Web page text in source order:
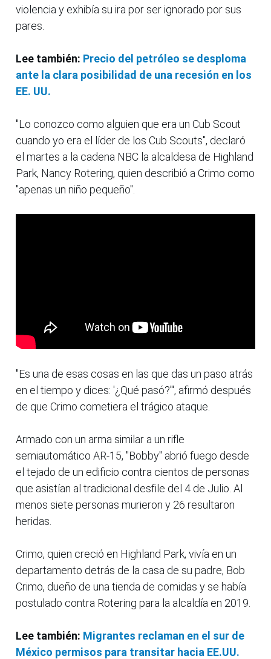
violencia y exhibía su ira por ser ignorado por sus
pares.
Lee también: Precio del petróleo se desploma
ante la clara posibilidad de una recesión en los
EE. UU.
"Lo conozco como alguien que era un Cub Scout
cuando yo era el líder de los Cub Scouts", declaró
el martes a la cadena NBC la alcaldesa de Highland
Park, Nancy Rotering, quien describió a Crimo como
"apenas un niño pequeño".
"Es una de esas cosas en las que das un paso atrás
en el tiempo y dices: '¿Qué pasó?'", afirmó después
de que Crimo cometiera el trágico ataque.
Armado con un arma similar a un rifle
semiautomático AR-15, "Bobby" abrió fuego desde
el tejado de un edificio contra cientos de personas
que asistían al tradicional desfile del 4 de Julio. Al
menos siete personas murieron y 26 resultaron
heridas.
Crimo, quien creció en Highland Park, vivía en un
departamento detrás de la casa de su padre, Bob
Crimo, dueño de una tienda de comidas y se había
postulado contra Rotering para la alcaldía en 2019.
Lee también: Migrantes reclaman en el sur de
México permisos para transitar hacia EE.UU.